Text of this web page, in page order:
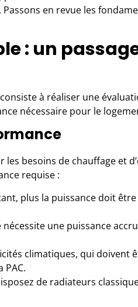
en revue les
: un
à réaliser une
nécessaire pour le
besoins de chauffage et
requise :
plus la puissance doit être
une puissance
climatiques, qui doivent
de radiateurs